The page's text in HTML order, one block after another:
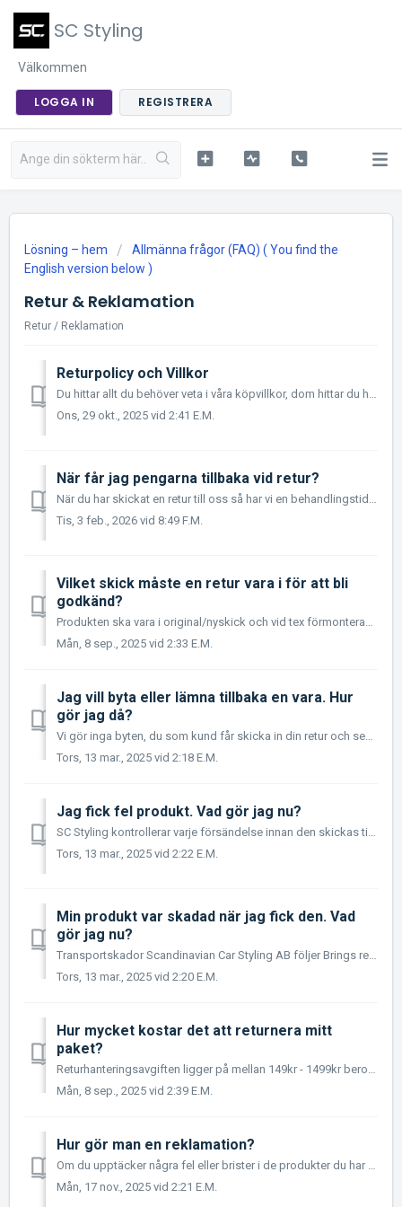
SC Styling
Välkommen
LOGGA IN REGISTRERA
Lösning – hem
Allmänna frågor (FAQ) ( You find the
English version below )
Retur & Reklamation
Retur / Reklamation
Returpolicy och Villkor
Du hittar allt du behöver veta i våra köpvillkor, dom hittar du här: --> Köpvillkor
Ons, 29 okt., 2025 vid 2:41 E.M.
När får jag pengarna tillbaka vid retur?
När du har skickat en retur till oss så har vi en behandlingstid på mellan 1-4 veckor beroende på säsong. När din retur är färdigbehandlad så får du ett ma...
Tis, 3 feb., 2026 vid 8:49 F.M.
Vilket skick måste en retur vara i för att bli
godkänd?
Produkten ska vara i original/nyskick och vid tex förmonterad tejp så ska skyddplasten på tejpen sitta kvar, för att vi ska kunna godkänna returen. (Tex...
Mån, 8 sep., 2025 vid 2:33 E.M.
Jag vill byta eller lämna tillbaka en vara. Hur
gör jag då?
Vi gör inga byten, du som kund får skicka in din retur och sedan beställa det du vill ha via hemsidan. Du får returnera alla lagervaror inom 60 dagar oc...
Tors, 13 mar., 2025 vid 2:18 E.M.
Jag fick fel produkt. Vad gör jag nu?
SC Styling kontrollerar varje försändelse innan den skickas till dig. Skulle produkten ändå vara felexpedierad när den anländer så åtar vi oss att kostnad...
Tors, 13 mar., 2025 vid 2:22 E.M.
Min produkt var skadad när jag fick den. Vad
gör jag nu?
Transportskador Scandinavian Car Styling AB följer Brings regler för skadat gods. Eftersom Brings garanti inte gäller sju dagar efter leverans är det mycke...
Tors, 13 mar., 2025 vid 2:20 E.M.
Hur mycket kostar det att returnera mitt
paket?
Returhanteringsavgiften ligger på mellan 149kr - 1499kr beroende på paketets mått och vikt. När vi gör i ordning ditt returärende så kommer du få informat...
Mån, 8 sep., 2025 vid 2:39 E.M.
Hur gör man en reklamation?
Om du upptäcker några fel eller brister i de produkter du har köpt hos oss, vänligen kontakta vår kundtjänst omedelbart via www.scstyling.com/kontakt eller ...
Mån, 17 nov., 2025 vid 2:21 E.M.